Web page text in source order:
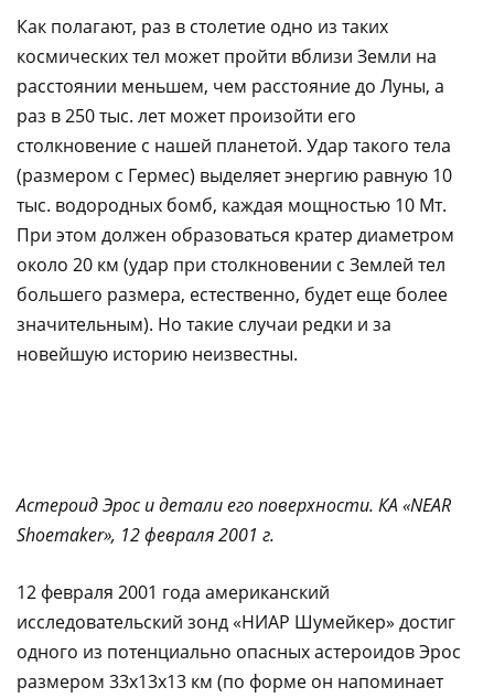
Как полагают, раз в столетие одно из таких
космических тел может пройти вблизи Земли на
расстоянии меньшем, чем расстояние до Луны, а
раз в 250 тыс. лет может произойти его
столкновение с нашей планетой. Удар такого тела
(размером с Гермес) выделяет энергию равную 10
тыс. водородных бомб, каждая мощностью 10 Мт.
При этом должен образоваться кратер диаметром
около 20 км (удар при столкновении с Землей тел
большего размера, естественно, будет еще более
значительным). Но такие случаи редки и за
новейшую историю неизвестны.
Астероид Эрос и детали его поверхности. КА «NEAR
Shoemaker», 12 февраля2001 г.
12 февраля 2001 года американский
исследовательский зонд «НИАР Шумейкер» достиг
одного из потенциально опасных астероидов Эрос
размером 33х13х13 км (по форме он напоминает